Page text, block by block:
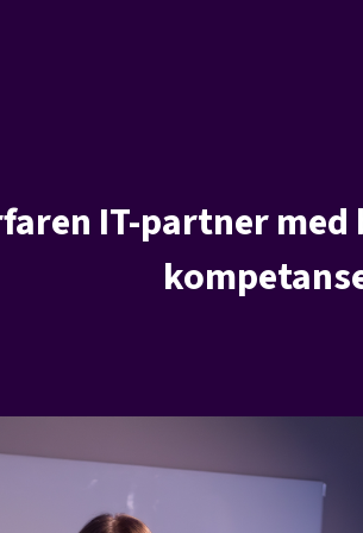
IT-partner